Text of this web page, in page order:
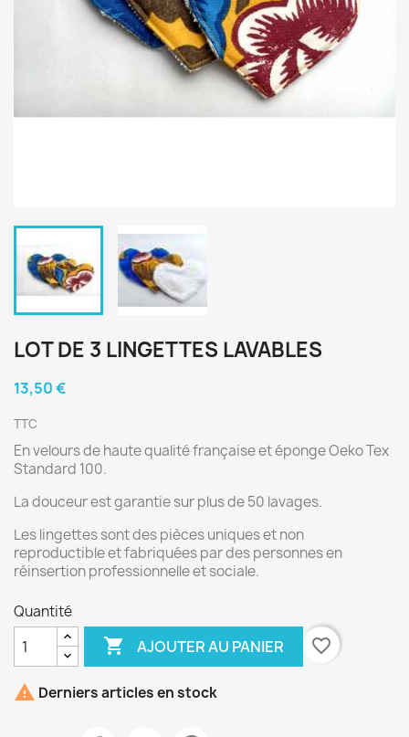
LOT DE 3 LINGETTES LAVABLES
13,50 €
TTC
En velours de haute qualité française et éponge Oeko Tex
Standard 100.
La douceur est garantie sur plus de 50 lavages.
Les lingettes sont des pièces uniques et non
reproductible et fabriquées par des personnes en
réinsertion professionnelle et sociale.
Quantité
 AJOUTER AU PANIER favorite_border
 Derniers articles en stock